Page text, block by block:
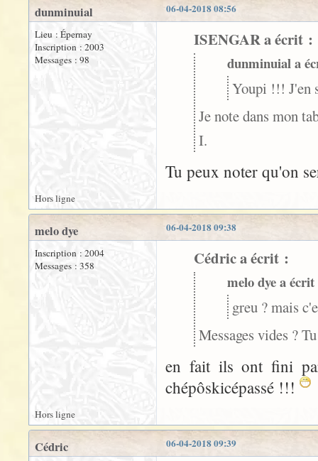
06-04-2018 08:56
dunminuial
Lieu : Épernay
Inscription : 2003
Messages : 98
ISENGAR a écrit :
dunminuial a
Youpi !!! J'en
Je note dans mon
I.
Tu peux noter qu'on
Hors ligne
06-04-2018 09:38
melo dye
Inscription : 2004
Messages : 358
Cédric a écrit :
melo dye a
greu ? mais
Messages vides ?
en fait ils ont fini
chépôskicépassé !!!
Hors ligne
06-04-2018 09:39
Cédric